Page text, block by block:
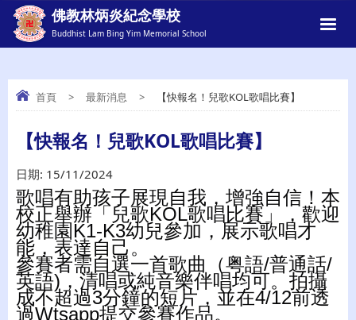
佛教林炳炎紀念學校
Buddhist Lam Bing Yim Memorial School
【快報名！兒歌KOL歌唱比賽】
首頁 > 最新消息 > 【快報名！兒歌KOL歌唱比賽】
【快報名！兒歌KOL歌唱比賽】
日期: 15/11/2024
歌唱有助孩子展現自我，增強自信！本
校正舉辦「兒歌KOL歌唱比賽」，歡迎
幼稚園K1-K3幼兒參加，展示歌唱才
能，表達自己。
參賽者需自選一首歌曲（粤語/普通話/
英語)，清唱或純音樂伴唱均可。拍攝
成不超過3分鐘的短片，並在4/12前透
過Wtsapp提交參賽作品。